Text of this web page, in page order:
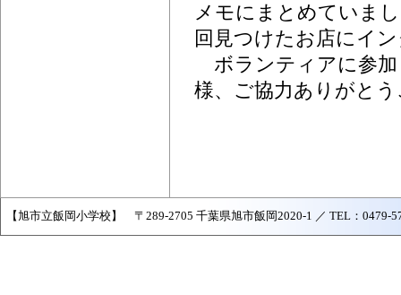
メモにまとめていま
回見つけたお店にイ
ボランティアに参加
様、ご協力ありがと
【旭市立飯岡小学校】 〒289-2705 千葉県旭市飯岡2020-1 ／ TEL：0479-